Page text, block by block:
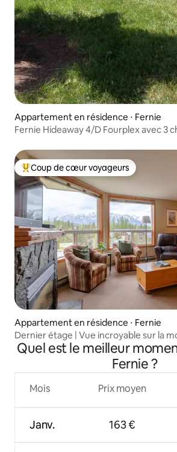
Appartement en résidence ⋅ Fernie
Fernie Hideaway 4/D Fourplex avec 3
Coups de cœur voyageurs les plus
Coup de cœur voyageurs
Appartement en résidence ⋅ Fernie
Dernier étage | Vue incroyable sur la
Quel est le meilleur
Fernie ?
Mois
Janv.
Prix moyen
163 €